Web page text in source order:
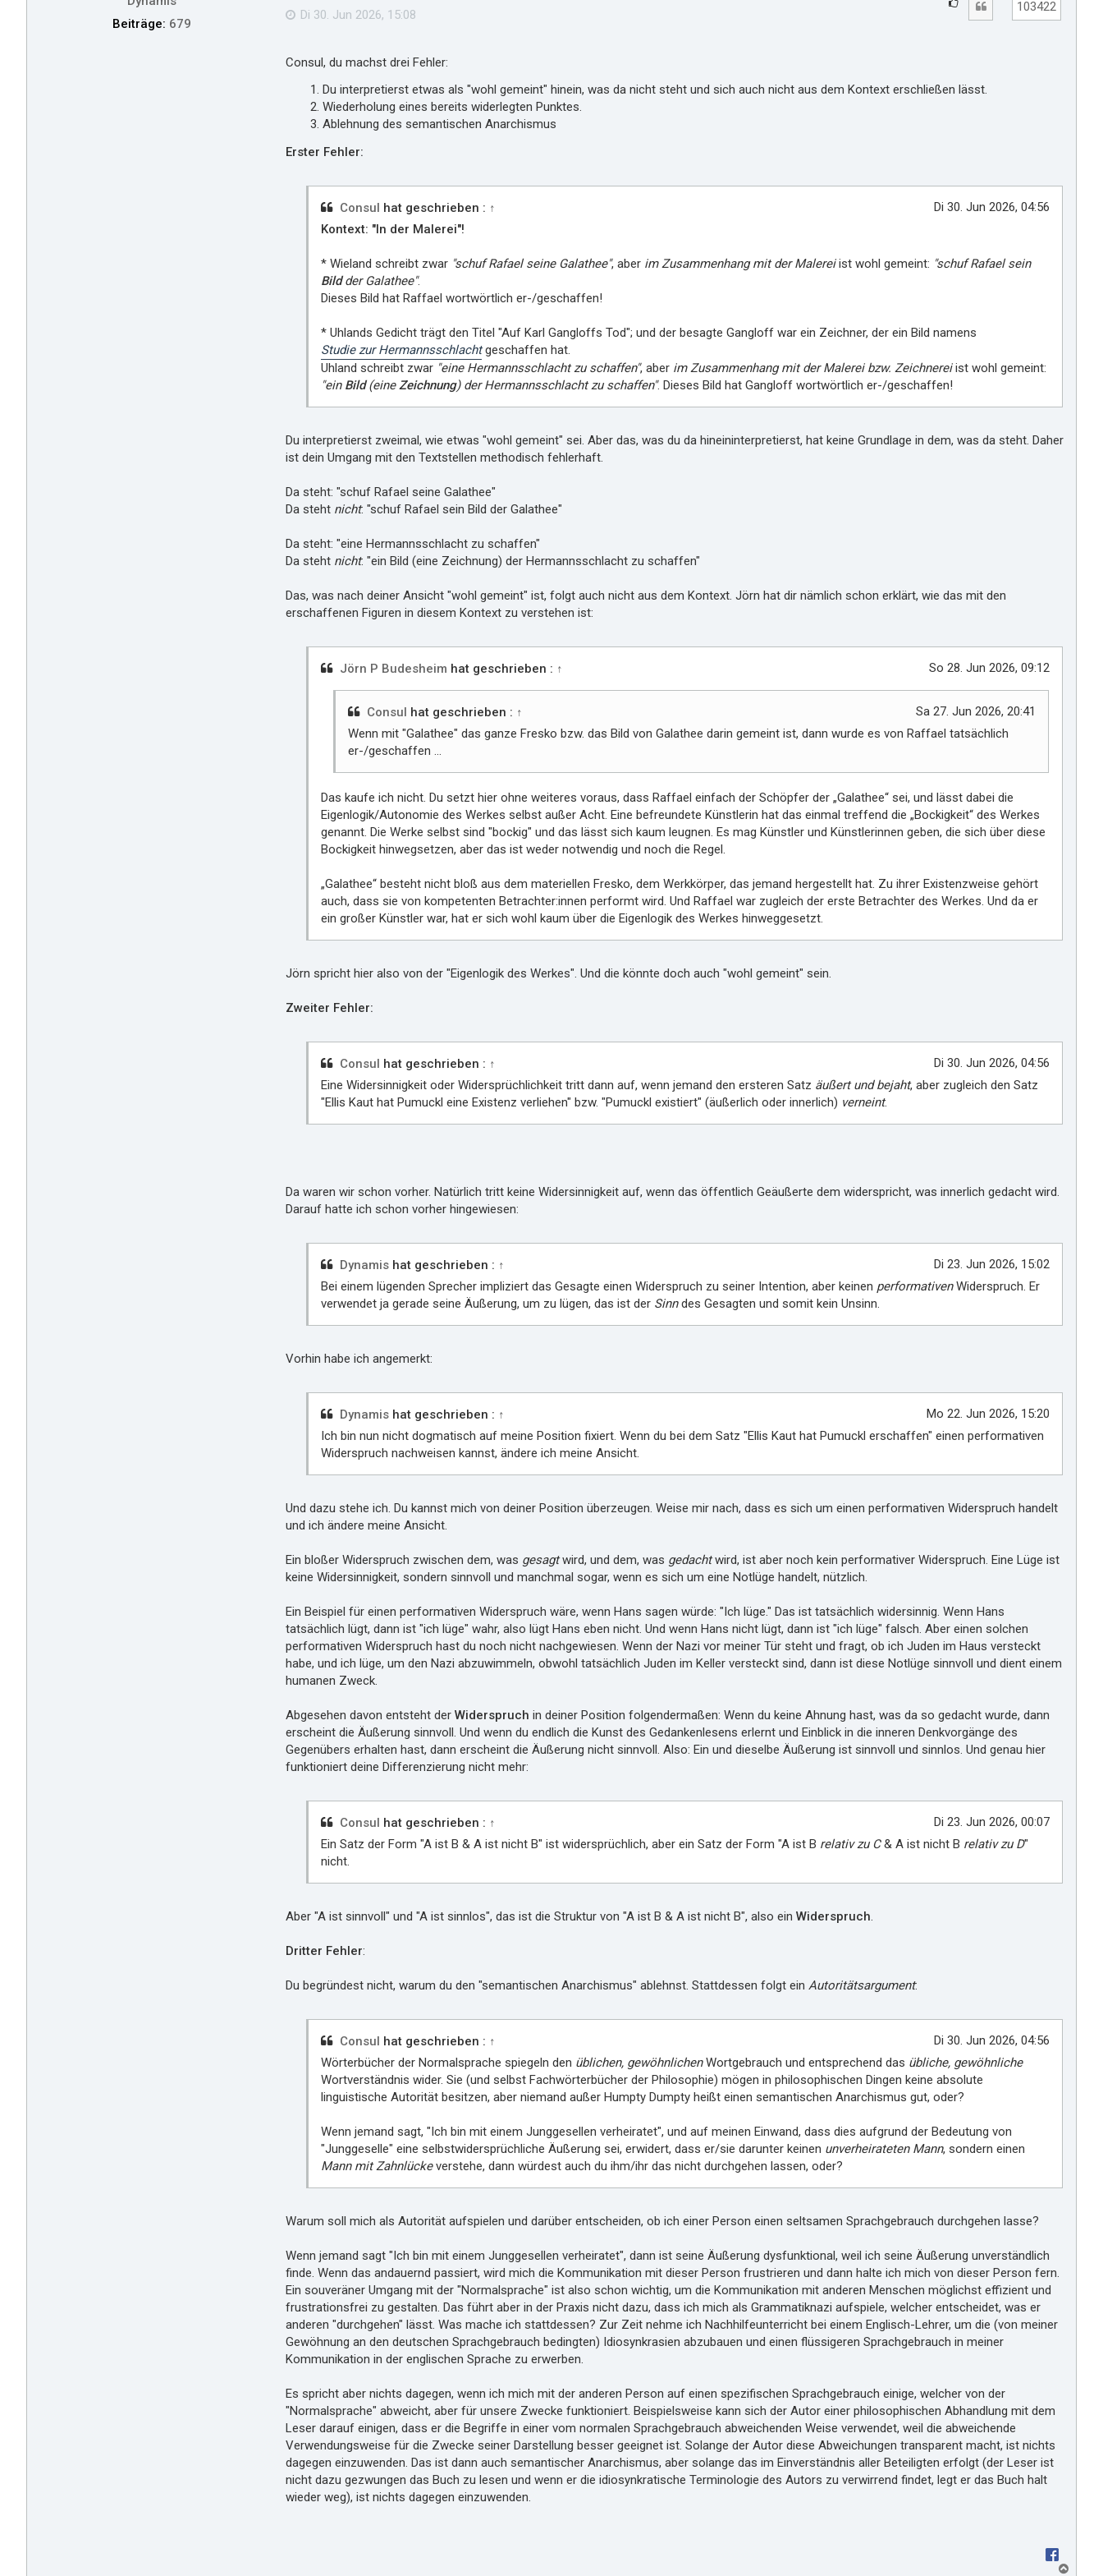
Beiträge: 679
l
103422
Di 30. Jun 2026, 15:08
Consul, du machst drei Fehler:
Du interpretierst etwas als "wohl gemeint" hinein, was da nicht steht und sich auch nicht aus dem Kontext erschließen lässt.
Wiederholung eines bereits widerlegten Punktes.
Ablehnung des semantischen Anarchismus
Erster Fehler:
Consul hat geschrieben : ↑
Di 30. Jun 2026, 04:56
Kontext: "In der Malerei"!
* Wieland schreibt zwar "schuf Rafael seine Galathee", aber im Zusammenhang mit der Malereiist wohl gemeint: "schuf Rafael sein
Bildder Galathee".
Dieses Bild hat Raffael wortwörtlich er-/geschaffen!
* Uhlands Gedicht trägt den Titel "Auf Karl Gangloffs Tod"; und der besagte Gangloff war ein Zeichner, der ein Bild namens
Studie zur Hermannsschlachtgeschaffen hat.
Uhland schreibt zwar "eine Hermannsschlacht zu schaffen", aber im Zusammenhang mit der Malerei bzw. Zeichnereiist wohl gemeint:
"ein Bild(eineZeichnung) der Hermannsschlacht zu schaffen". Dieses Bild hat Gangloff wortwörtlich er-/geschaffen!
Du interpretierst zweimal, wie etwas "wohl gemeint" sei. Aber das, was du da hineininterpretierst, hat keine Grundlage in dem, was da steht. Daher
ist dein Umgang mit den Textstellen methodisch fehlerhaft.
Da steht: "schuf Rafael seine Galathee"
Da steht nicht: "schuf Rafael sein Bild der Galathee"
Da steht: "eine Hermannsschlacht zu schaffen"
Da steht nicht: "ein Bild (eine Zeichnung) der Hermannsschlacht zu schaffen"
Das, was nach deiner Ansicht "wohl gemeint" ist, folgt auch nicht aus dem Kontext. Jörn hat dir nämlich schon erklärt, wie das mit den
erschaffenen Figuren in diesem Kontext zu verstehen ist:
Jörn P Budesheim hat geschrieben : ↑ So 28. Jun 2026, 09:12
Consul hat geschrieben : ↑
Sa 27. Jun 2026, 20:41
Wenn mit "Galathee" das ganze Fresko bzw. das Bild von Galathee darin gemeint ist, dann wurde es von Raffael tatsächlich
er-/geschaffen ...
Das kaufe ich nicht. Du setzt hier ohne weiteres voraus, dass Raffael einfach der Schöpfer der „Galathee“ sei, und lässt dabei die
Eigenlogik/Autonomie des Werkes selbst außer Acht. Eine befreundete Künstlerin hat das einmal treffend die „Bockigkeit“ des Werkes
genannt. Die Werke selbst sind "bockig" und das lässt sich kaum leugnen. Es mag Künstler und Künstlerinnen geben, die sich über diese
Bockigkeit hinwegsetzen, aber das ist weder notwendig und noch die Regel.
„Galathee“ besteht nicht bloß aus dem materiellen Fresko, dem Werkkörper, das jemand hergestellt hat. Zu ihrer Existenzweise gehört
auch, dass sie von kompetenten Betrachter:innen performt wird. Und Raffael war zugleich der erste Betrachter des Werkes. Und da er
ein großer Künstler war, hat er sich wohl kaum über die Eigenlogik des Werkes hinweggesetzt.
Jörn spricht hier also von der "Eigenlogik des Werkes". Und die könnte doch auch "wohl gemeint" sein.
Zweiter Fehler:
Consul hat geschrieben : ↑
Di 30. Jun 2026, 04:56
Eine Widersinnigkeit oder Widersprüchlichkeit tritt dann auf, wenn jemand den ersteren Satz äußert und bejaht, aber zugleich den Satz
"Ellis Kaut hat Pumuckl eine Existenz verliehen" bzw. "Pumuckl existiert" (äußerlich oder innerlich) verneint.
Da waren wir schon vorher. Natürlich tritt keine Widersinnigkeit auf, wenn das öffentlich Geäußerte dem widerspricht, was innerlich gedacht wird.
Darauf hatte ich schon vorher hingewiesen:
Dynamishat geschrieben : ↑
Di 23. Jun 2026, 15:02
Bei einem lügenden Sprecher impliziert das Gesagte einen Widerspruch zu seiner Intention, aber keinen performativenWiderspruch. Er
verwendet ja gerade seine Äußerung, um zu lügen, das ist der Sinndes Gesagten und somit kein Unsinn.
Vorhin habe ich angemerkt:
Dynamishat geschrieben : ↑
Mo 22. Jun 2026, 15:20
Ich bin nun nicht dogmatisch auf meine Position fixiert. Wenn du bei dem Satz "Ellis Kaut hat Pumuckl erschaffen" einen performativen
Widerspruch nachweisen kannst, ändere ich meine Ansicht.
Und dazu stehe ich. Du kannst mich von deiner Position überzeugen. Weise mir nach, dass es sich um einen performativen Widerspruch handelt
und ich ändere meine Ansicht.
Ein bloßer Widerspruch zwischen dem, was gesagtwird, und dem, was gedachtwird, ist aber noch kein performativer Widerspruch. Eine Lüge ist
keine Widersinnigkeit, sondern sinnvoll und manchmal sogar, wenn es sich um eine Notlüge handelt, nützlich.
Ein Beispiel für einen performativen Widerspruch wäre, wenn Hans sagen würde: "Ich lüge." Das ist tatsächlich widersinnig. Wenn Hans
tatsächlich lügt, dann ist "ich lüge" wahr, also lügt Hans eben nicht. Und wenn Hans nicht lügt, dann ist "ich lüge" falsch. Aber einen solchen
performativen Widerspruch hast du noch nicht nachgewiesen. Wenn der Nazi vor meiner Tür steht und fragt, ob ich Juden im Haus versteckt
habe, und ich lüge, um den Nazi abzuwimmeln, obwohl tatsächlich Juden im Keller versteckt sind, dann ist diese Notlüge sinnvoll und dient einem
humanen Zweck.
Abgesehen davon entsteht der Widerspruch in deiner Position folgendermaßen: Wenn du keine Ahnung hast, was da so gedacht wurde, dann
erscheint die Äußerung sinnvoll. Und wenn du endlich die Kunst des Gedankenlesens erlernt und Einblick in die inneren Denkvorgänge des
Gegenübers erhalten hast, dann erscheint die Äußerung nicht sinnvoll. Also: Ein und dieselbe Äußerung ist sinnvoll und sinnlos. Und genau hier
funktioniert deine Differenzierung nicht mehr:
Consul hat geschrieben : ↑
Di 23. Jun 2026, 00:07
Ein Satz der Form "A ist B & A ist nicht B" ist widersprüchlich, aber ein Satz der Form "A ist B relativ zu C& A ist nicht B relativ zu D"
nicht.
Aber "A ist sinnvoll" und "A ist sinnlos", das ist die Struktur von "A ist B & A ist nicht B", also ein Widerspruch.
Dritter Fehler:
Du begründest nicht, warum du den "semantischen Anarchismus" ablehnst. Stattdessen folgt ein Autoritätsargument:
Consul hat geschrieben : ↑
Di 30. Jun 2026, 04:56
Wörterbücher der Normalsprache spiegeln den üblichen, gewöhnlichenWortgebrauch und entsprechend das übliche, gewöhnliche
Wortverständnis wider. Sie (und selbst Fachwörterbücher der Philosophie) mögen in philosophischen Dingen keine absolute
linguistische Autorität besitzen, aber niemand außer Humpty Dumpty heißt einen semantischen Anarchismus gut, oder?
Wenn jemand sagt, "Ich bin mit einem Junggesellen verheiratet", und auf meinen Einwand, dass dies aufgrund der Bedeutung von
"Junggeselle" eine selbstwidersprüchliche Äußerung sei, erwidert, dass er/sie darunter keinen unverheirateten Mann, sondern einen
Mann mit Zahnlückeverstehe, dann würdest auch du ihm/ihr das nicht durchgehen lassen, oder?
Warum soll mich als Autorität aufspielen und darüber entscheiden, ob ich einer Person einen seltsamen Sprachgebrauch durchgehen lasse?
Wenn jemand sagt "Ich bin mit einem Junggesellen verheiratet", dann ist seine Äußerung dysfunktional, weil ich seine Äußerung unverständlich
finde. Wenn das andauernd passiert, wird mich die Kommunikation mit dieser Person frustrieren und dann halte ich mich von dieser Person fern.
Ein souveräner Umgang mit der "Normalsprache" ist also schon wichtig, um die Kommunikation mit anderen Menschen möglichst effizient und
frustrationsfrei zu gestalten. Das führt aber in der Praxis nicht dazu, dass ich mich als Grammatiknazi aufspiele, welcher entscheidet, was er
anderen "durchgehen" lässt. Was mache ich stattdessen? Zur Zeit nehme ich Nachhilfeunterricht bei einem Englisch-Lehrer, um die (von meiner
Gewöhnung an den deutschen Sprachgebrauch bedingten) Idiosynkrasien abzubauen und einen flüssigeren Sprachgebrauch in meiner
Kommunikation in der englischen Sprache zu erwerben.
Es spricht aber nichts dagegen, wenn ich mich mit der anderen Person auf einen spezifischen Sprachgebrauch einige, welcher von der
"Normalsprache" abweicht, aber für unsere Zwecke funktioniert. Beispielsweise kann sich der Autor einer philosophischen Abhandlung mit dem
Leser darauf einigen, dass er die Begriffe in einer vom normalen Sprachgebrauch abweichenden Weise verwendet, weil die abweichende
Verwendungsweise für die Zwecke seiner Darstellung besser geeignet ist. Solange der Autor diese Abweichungen transparent macht, ist nichts
dagegen einzuwenden. Das ist dann auch semantischer Anarchismus, aber solange das im Einverständnis aller Beteiligten erfolgt (der Leser ist
nicht dazu gezwungen das Buch zu lesen und wenn er die idiosynkratische Terminologie des Autors zu verwirrend findet, legt er das Buch halt
wieder weg), ist nichts dagegen einzuwenden.